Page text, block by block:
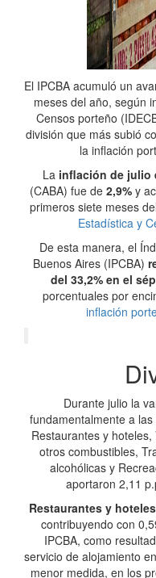
El IPCBA acumuló un
meses del año, según
Censos porteño
división que más subió
la inflación
La inflación de julio
(CABA) fue de 2,9% y
primeros siete meses
Estadística y
De esta manera, el
Buenos Aires (IPCBA)
del 33,2% en el
porcentuales por
inflación
Durante julio la
fundamentalmente a
Restaurantes y
otros combustibles,
alcohólicas y
aportaron 2,11
Restaurantes y hoteles
contribuyendo con
IPCBA, como
servicio de alojamiento
menor medida, en los